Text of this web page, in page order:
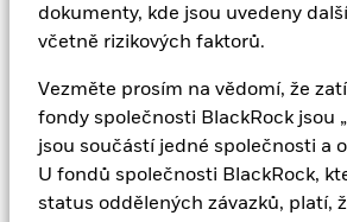
dokumenty, kde jsou uvedeny
včetně rizikových faktorů.
Vezměte prosím na vědomí, že
fondy společnosti BlackRock jsou
jsou součástí jedné společnosti a
U fondů společnosti BlackRock,
status oddělených závazků, platí,
Názory zde vyjádřené nemusí nutně
společnosti BlackRock jako celku
Veškeré výzkumy uvedené na
pořízeny společností BlackRock pro
společnost BlackRock na jejich